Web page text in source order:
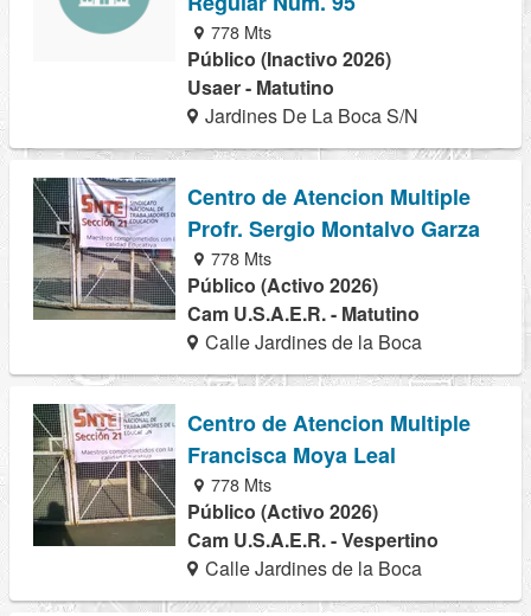
778 Mts
Público (Inactivo 2026)
Usaer - Matutino
Jardines De La Boca S/N
Centro de Atencion Multiple
Profr. Sergio Montalvo Garza
778 Mts
Público (Activo 2026)
Cam U.S.A.E.R. - Matutino
Calle Jardines de la Boca
Centro de Atencion Multiple
Francisca Moya Leal
778 Mts
Público (Activo 2026)
Cam U.S.A.E.R. - Vespertino
Calle Jardines de la Boca